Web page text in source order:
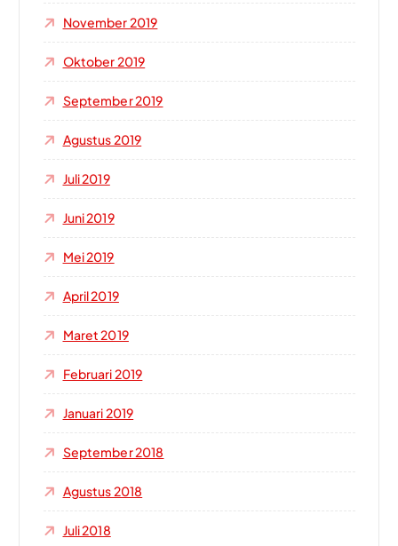
November 2019
Oktober 2019
September 2019
Agustus 2019
Juli 2019
Juni 2019
Mei 2019
April 2019
Maret 2019
Februari 2019
Januari 2019
September 2018
Agustus 2018
Juli 2018